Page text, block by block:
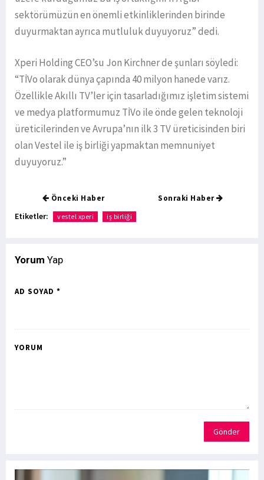
sektörümüzün en önemli etkinliklerinden birinde
duyurmaktan ayrıca mutluluk duyuyoruz” dedi.
Xperi Holding CEO’su Jon Kirchner de şunları söyledi:
“TİVo olarak dünya çapında 40 milyon hanede varız.
Özellikle Akıllı TV’ler için tasarladığımız işletim sistemi
ve medya platformumuz TİVo ile önde gelen teknoloji
üreticilerinden ve Avrupa’nın ilk 3 TV üreticisinden biri
olan Vestel ile iş birliği yapmaktan memnuniyet
duyuyoruz.”
Önceki Haber Sonraki Haber
Etiketler: vestel xperi iş birliği
Yorum Yap
AD SOYAD *
YORUM
Gönder